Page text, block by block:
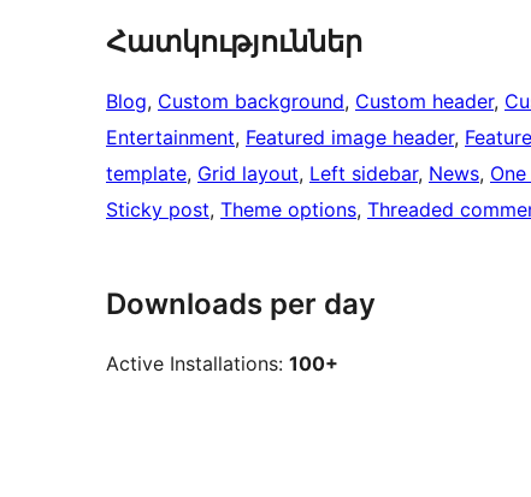
Հատկություններ
Blog, Custom background, Custom header,
Entertainment, Featured image header,
template, Grid layout, Left sidebar, News,
Sticky post, Theme options, Threaded
Downloads per day
Active Installations: 100+